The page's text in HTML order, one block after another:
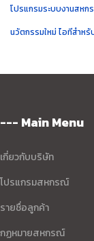
โปรแกรมระบบงานสห
นวัตกรรมใหม่ ไอทีสำห
--- Main Menu
เกี่ยวกับบริษัท
โปรแกรมสหกรณ์
รายชื่อลูกค้า
กฏหมายสหกรณ์